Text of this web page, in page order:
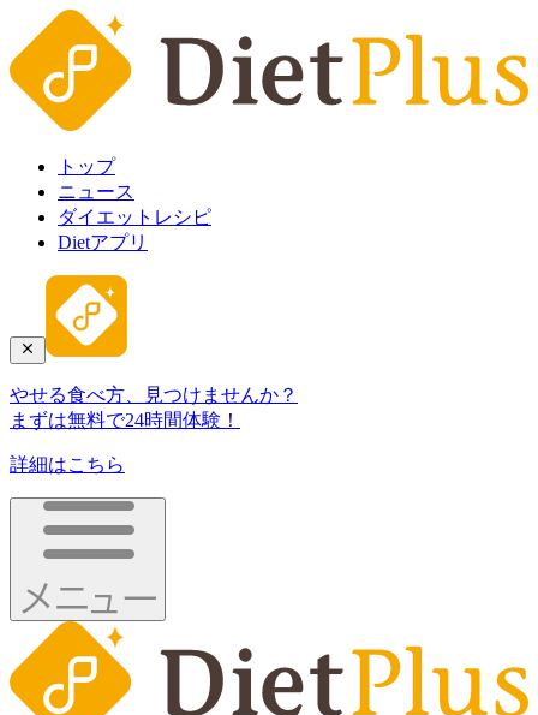
トップ
ニュース
ダイエットレシピ
Dietアプリ
やせる食べ方、見つけませんか？
まずは無料で24時間体験！
詳細はこちら